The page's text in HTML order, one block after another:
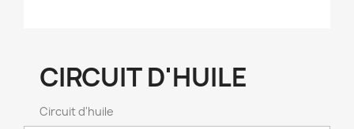
CIRCUIT D'HUILE
Circuit d'huile